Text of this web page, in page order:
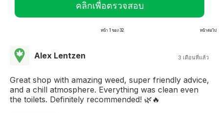
คลิกเพื่อตรวจสอบ
หน้า 1 ของ 32 หน้าต่อไป
Alex Lentzen 3 เดือนที่แล้ว
Great shop with amazing weed, super friendly advice,
and a chill atmosphere. Everything was clean even
the toilets. Definitely recommended! 🌿🔥